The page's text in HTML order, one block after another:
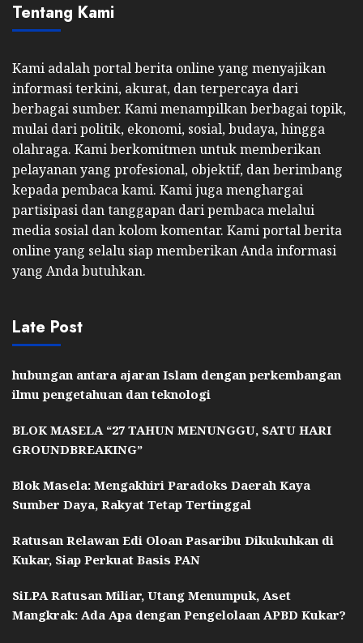
Tentang Kami
Kami adalah portal berita online yang menyajikan
informasi terkini, akurat, dan terpercaya dari
berbagai sumber. Kami menampilkan berbagai topik,
mulai dari politik, ekonomi, sosial, budaya, hingga
olahraga. Kami berkomitmen untuk memberikan
pelayanan yang profesional, objektif, dan berimbang
kepada pembaca kami. Kami juga menghargai
partisipasi dan tanggapan dari pembaca melalui
media sosial dan kolom komentar. Kami portal berita
online yang selalu siap memberikan Anda informasi
yang Anda butuhkan.
Late Post
hubungan antara ajaran Islam dengan perkembangan
ilmu pengetahuan dan teknologi
BLOK MASELA “27 TAHUN MENUNGGU, SATU HARI
GROUNDBREAKING”
Blok Masela: Mengakhiri Paradoks Daerah Kaya
Sumber Daya, Rakyat Tetap Tertinggal
Ratusan Relawan Edi Oloan Pasaribu Dikukuhkan di
Kukar, Siap Perkuat Basis PAN
SiLPA Ratusan Miliar, Utang Menumpuk, Aset
Mangkrak: Ada Apa dengan Pengelolaan APBD Kukar?